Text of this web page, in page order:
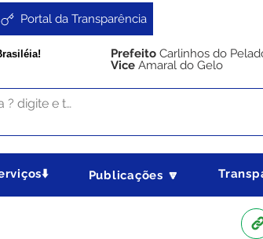
Portal da Transparência
Prefeito Carlinhos do
Vice Amaral do Gelo
Publicações 🔽